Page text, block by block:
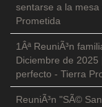
sentarse a la mesa
Prometida
1Âª ReuniÃ³n
Diciembre de 2025
perfecto - Tierra
ReuniÃ³n "SÃ©